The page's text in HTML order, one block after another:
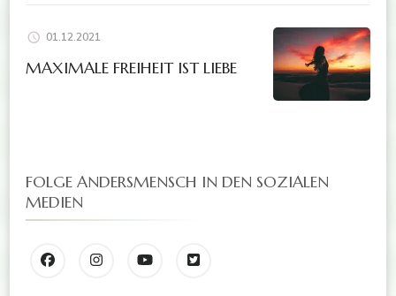
01.12.2021
MAXIMALE FREIHEIT IST LIEBE
FOLGE ANDERSMENSCH IN DEN SOZIALEN
MEDIEN